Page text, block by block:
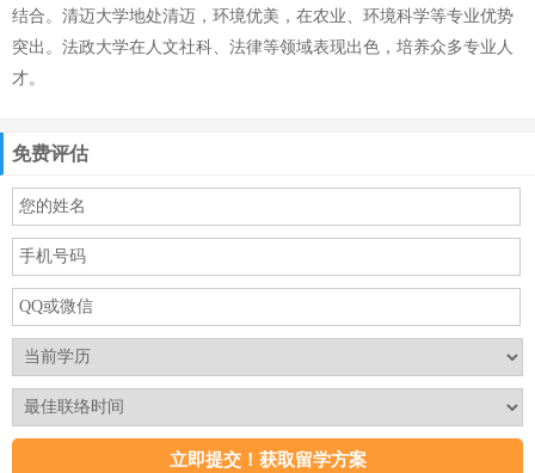
结合。清迈大学地处清迈，环境优美，在农业、环境科学等专业优势
突出。法政大学在人文社科、法律等领域表现出色，培养众多专业人
才。
免费评估